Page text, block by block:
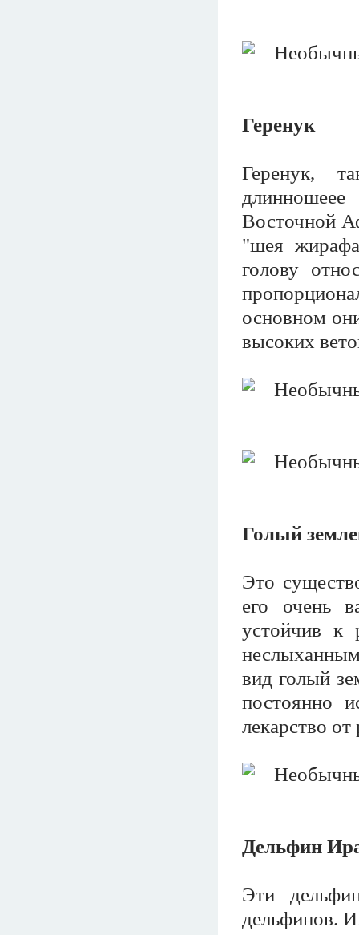
Геренук
Геренук,
Восточной
"шея
голову
основном
высоких
Голый
Это
его очень
устойчив к
вид голый
постоянно
лекарство
Дельфин
Эти
дельфинов.